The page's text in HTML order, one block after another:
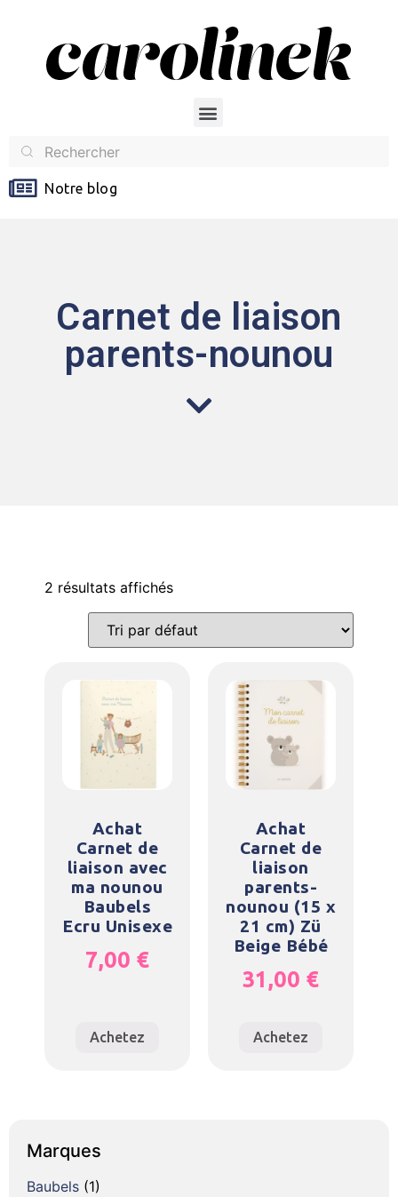
Notre blog
Carnet de liaison
parents-nounou
2 résultats affichés
Achat
Carnet de
liaison avec
ma nounou
Baubels
Ecru Unisexe
7,00 €
Achetez
Achat
Carnet de
liaison
parents-
nounou (15 x
21 cm) Zü
Beige Bébé
31,00 €
Achetez
Marques
Baubels (1)